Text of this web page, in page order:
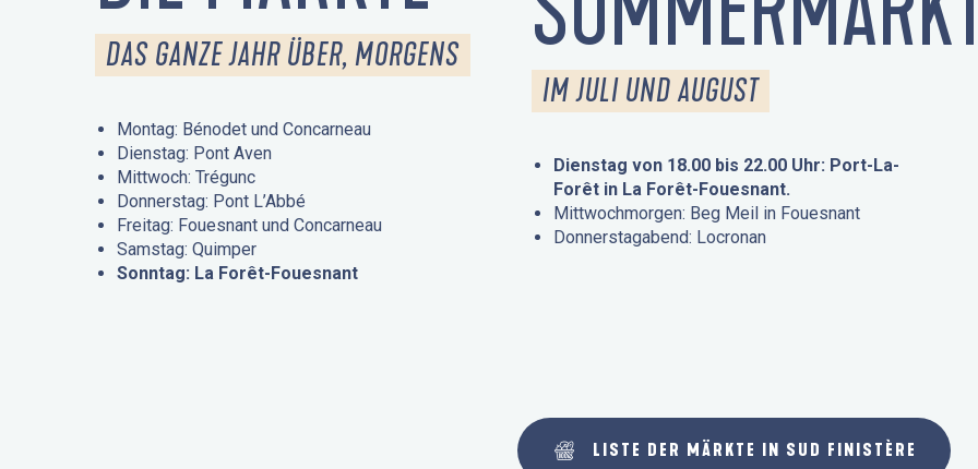
DAS GANZE JAHR ÜBER, MORGENS
Montag: Bénodet und Concarneau
Dienstag: Pont Aven
Mittwoch: Trégunc
Donnerstag: Pont L’Abbé
Freitag: Fouesnant und Concarneau
Samstag: Quimper
Sonntag: La Forêt-Fouesnant
IM JULI UND AUGUST
Dienstag von 18.00 bis 22.00 Uhr: Port-La-
Forêt in La Forêt-Fouesnant.
Mittwochmorgen: Beg Meil in Fouesnant
Donnerstagabend: Locronan
LISTE DER MÄRKTE IN SUD FINISTÈRE